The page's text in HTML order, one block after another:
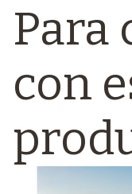
Para
con